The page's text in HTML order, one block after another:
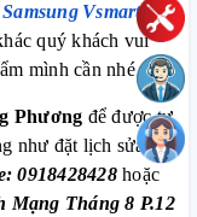
Samsung Vsmart
quý khách vui
mình cần nhé
Phương để được tư
như đặt lịch sửa
0918428428hoặc
Mạng Tháng 8 P.12